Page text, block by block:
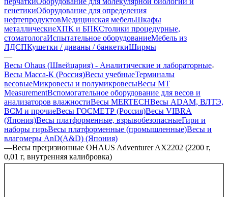
генетикиОборудование для определения
нефтепродуктовМедицинская мебельШкафы
металлическиеХПК и БПКСтолики процедурные,
стоматологаИспытательное оборудованиеМебель из
ЛДСПКушетки / диваны / банкеткиШирмы
—
Весы Ohaus (Швейцария) - Аналитические и лабораторные
Весы Масса-К (Россия)Весы учебныеТерминалы
весовыеМикровесы и полумикровесыВесы MT
MeasurementВспомогательное оборудование для весов и
анализаторов влажностиВесы MERTECHВесы ADAM, ВЛТЭ,
BCM и прочиеВесы ГОСМЕТР (Россия)Весы VIBRA
(Япония)Весы платформенные, взрывобезопасныеГири и
наборы гирьВесы платформенные (промышленные)Весы и
влагомеры AnD(A&D) (Япония)
—Весы прецизионные OHAUS Adventurer AX2202 (2200 г,
0,01 г, внутренняя калибровка)